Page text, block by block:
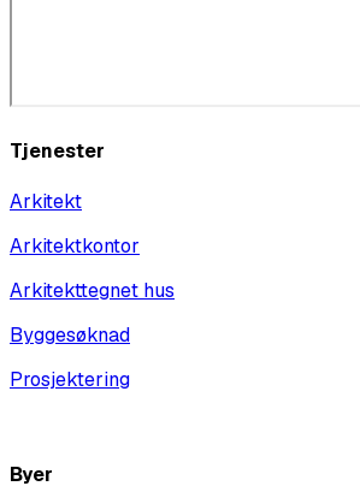
Tjenester
Arkitekt
Arkitektkontor
Arkitekttegnet hus
Byggesøknad
Prosjektering
Byer